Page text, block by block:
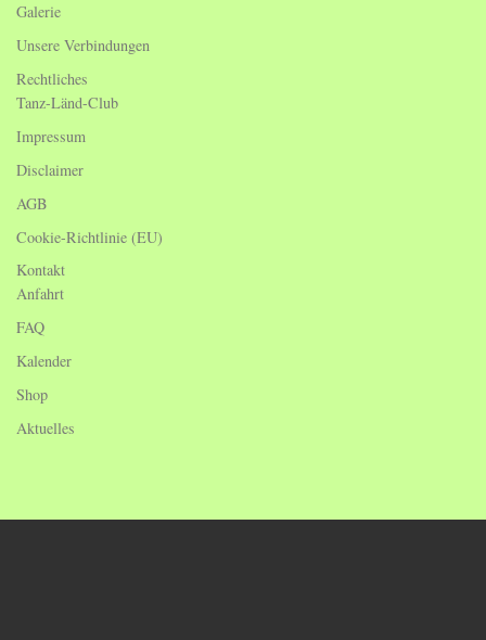
Galerie
Unsere Verbindungen
Rechtliches
Tanz-Länd-Club
Impressum
Disclaimer
AGB
Cookie-Richtlinie (EU)
Kontakt
Anfahrt
FAQ
Kalender
Shop
Aktuelles